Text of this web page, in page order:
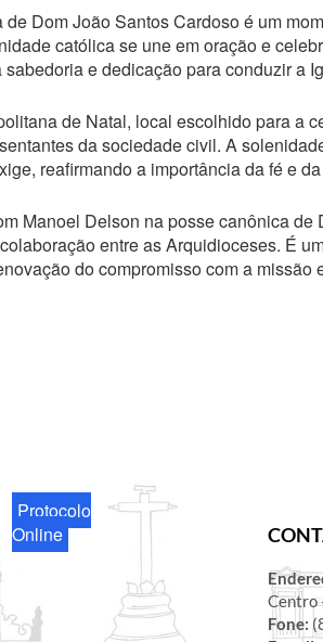
Dom João Santos Cardoso é um
católica se une em oração e
e dedicação para conduzir a
de Natal, local escolhido para a
da sociedade civil. A
reafirmando a importância da fé e
Manoel Delson na posse canônica
entre as Arquidioceses. É
do compromisso com a missão
Protocolo
Online
Centro
Fone: